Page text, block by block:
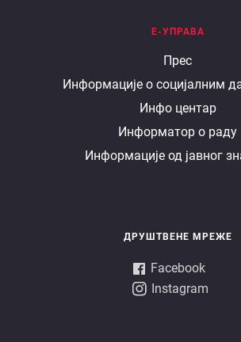
Е-УПРАВА
Прес
Информације о социјалним
Инфо центар
Информатор о раду
Информације од јавног
ДРУШТВЕНЕ МРЕЖЕ
Facebook
Instagram